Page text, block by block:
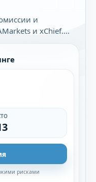
и
и xChief.
именно
рисками